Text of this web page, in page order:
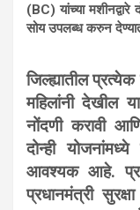
(BC) यांच्या
सोय उपलब्ध करुन
जिल्ह्यातील
महिलांनी देखील
नोंदणी करावी
दोन्ही
आवश्यक आहे.
प्रधानमंत्री